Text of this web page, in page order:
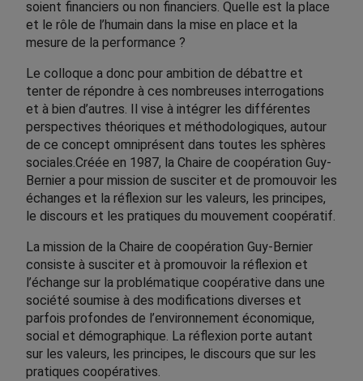
soient financiers ou non financiers. Quelle est la place
et le rôle de l’humain dans la mise en place et la
mesure de la performance ?
Le colloque a donc pour ambition de débattre et
tenter de répondre à ces nombreuses interrogations
et à bien d’autres. Il vise à intégrer les différentes
perspectives théoriques et méthodologiques, autour
de ce concept omniprésent dans toutes les sphères
sociales.Créée en 1987, la Chaire de coopération Guy-
Bernier a pour mission de susciter et de promouvoir les
échanges et la réflexion sur les valeurs, les principes,
le discours et les pratiques du mouvement coopératif.
La mission de la Chaire de coopération Guy-Bernier
consiste à susciter et à promouvoir la réflexion et
l’échange sur la problématique coopérative dans une
société soumise à des modifications diverses et
parfois profondes de l’environnement économique,
social et démographique. La réflexion porte autant
sur les valeurs, les principes, le discours que sur les
pratiques coopératives.